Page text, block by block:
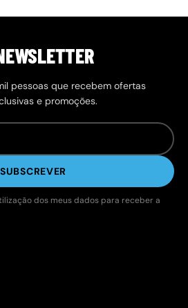
pessoas que recebem ofertas
e promoções.
SUBSCREVER
dos meus dados para receber a